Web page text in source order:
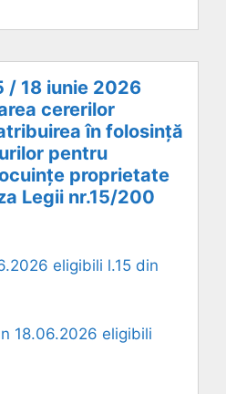
/ 18 iunie 2026
cererilor
în folosință
pentru
proprietate
Legii nr.15/200
eligibili l.15 din
18.06.2026 eligibili